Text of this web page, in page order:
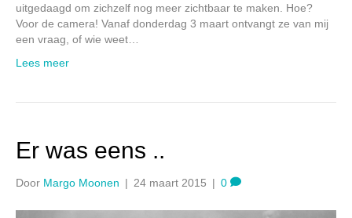
uitgedaagd om zichzelf nog meer zichtbaar te maken. Hoe?
Voor de camera! Vanaf donderdag 3 maart ontvangt ze van mij
een vraag, of wie weet…
Lees meer
Er was eens ..
Door Margo Moonen | 24 maart 2015 | 0